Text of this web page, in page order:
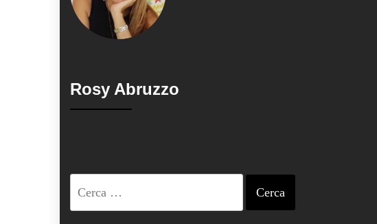
Rosy Abruzzo